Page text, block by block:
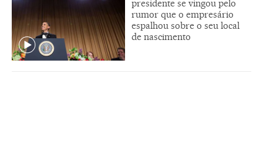
presidente se vingou pelo
rumor que o empresário
espalhou sobre o seu local
de nascimento